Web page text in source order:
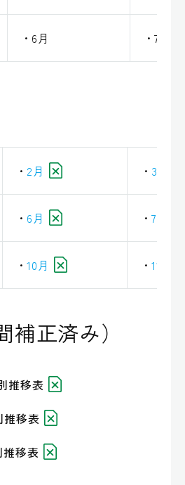
6月 7月
2月 3月
6月 7月
10月 11月
正済み）
推移表
移表
移表